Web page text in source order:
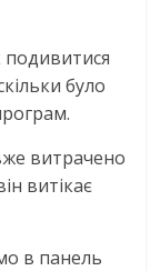
подивитися
було
витрачено
витікає
в панель